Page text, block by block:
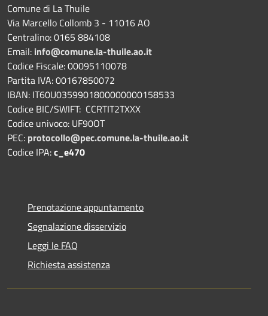
Comune di La Thuile
Via Marcello Collomb 3 - 11016 AO
Centralino: 0165 884108
Email: info@comune.la-thuile.ao.it
Codice Fiscale: 00095110078
Partita IVA: 00167850072
IBAN: IT60U0359901800000000158533
Codice BIC/SWIFT: CCRTIT2TXXX
Codice univoco: UF90OT
PEC: protocollo@pec.comune.la-thuile.ao.it
Codice IPA:c_e470
Prenotazione appuntamento
Segnalazione disservizio
Leggi le FAQ
Richiesta assistenza